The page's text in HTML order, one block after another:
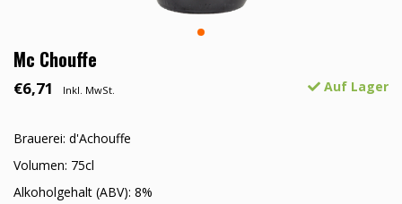
Mc Chouffe
€6,71 Inkl. MwSt. Auf Lager
Brauerei: d'Achouffe
Volumen: 75cl
Alkoholgehalt (ABV): 8%